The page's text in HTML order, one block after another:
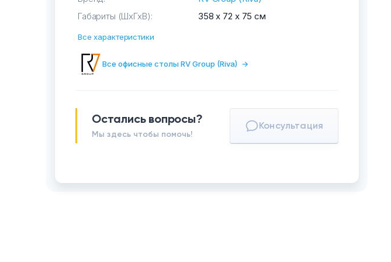
Габариты (ШхГхВ):
358 х 72 х 75 см
Все характеристики
Все офисные столы RV Group (Riva) →
Остались вопросы?
Мы здесь чтобы помочь!
Консультация